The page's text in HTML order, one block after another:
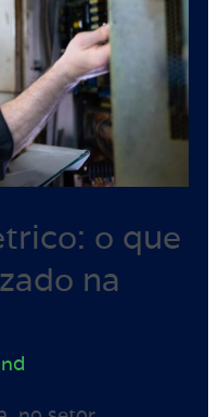
o que
na